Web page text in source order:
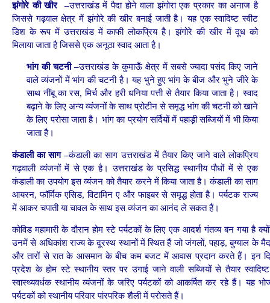
झंगोरेकीखीर –उत्तराखंड में पैदा होने वाला झंगोरा एक प्रकार का अनाज है
जिससे गढ़वाल क्षेत्र में झंगोरे की खीर बनाई जाती है। यह एक स्वादिष्ट स्वीट
डिश के रूप में उत्तराखंड में काफी लोकप्रिय है। झंगोरे की खीर में दूध को
मिलाया जाता है जिससे एक अनूठा स्वाद आता है।
भांगकीचटनी –उत्तराखंड के कुमाऊँ क्षेत्र में सबसे ज्यादा पसंद किए जाने
वाले व्यंजनों में भांग की चटनी है। यह भुने हुए भांग के बीज और भुने जीरे के
साथ नींबू का रस, मिर्च और हरी धनिया पत्ती से तैयार किया जाता है। स्वाद
बढ़ाने के लिए अन्य व्यंजनों के साथ प्रोटीन से समृद्ध भांग की चटनी को खाने
के लिए परोसा जाता है। भांग का प्रयोग सर्दियों में पहाड़़ी सब्जियों में भी किया
जाता है।
कंडालीकासाग –कंडाली का साग उत्तराखंड में तैयार किए जाने वाले लोकप्रिय
गढ़वाली व्यंजनों में से एक है। उत्तराखंड के प्रसिद्ध स्थानीय पौधों में से एक
कंडाली का उपयोग इस व्यंजन को तैयार करने में किया जाता है। कंडाली का साग
आयरन, फॉर्मिक एसिड, विटामिन ए और फाइबर से समृद्ध होता है। पर्यटक राज्य
में आकर चपाती या चावल के साथ इस व्यंजन का आनंद ले सकत हैं।
कोविड महामारी के दौरान होम स्टे पर्यटकों के लिए एक आदर्श गंतव्य बन गया है
उनमें से अधिकांश राज्य के दूरस्थ स्थानों में स्थित हैं जो जंगलों, पहाड़, बुग्याल के
और तारों से रात के आसमान के बीच कम बजट में आवास प्रदान करते हैं। इन
प्रदेश के होम स्टे स्थानीय स्तर पर उगाई जाने वाली सब्जियों से तैयार
स्वास्थ्यवर्धक स्थानीय व्यंजनों के जरिए पर्यटकों को आकर्षित कर रहे हैं। यह
पर्यटकों को स्थानीय परिवार पांरपरिक शैली में परोसते हैं।